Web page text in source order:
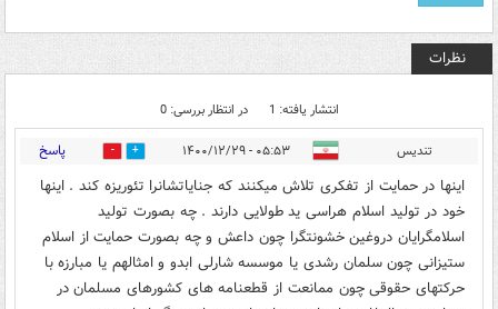
نظرات
انتشار یافته: 1 در انتظار بررسی: 0
تندیس ۰۵:۵۳ - ۱۴۰۰/۱۲/۲۹ 3 پاسخ
اینها در حمایت از تفکری تلاش میکنند که جنایاتشانرا تئوریزه کند . اینها
خود در تولید اسلام هراسی ید طولایی دارند . چه بصورت تولید
اسلامگرایان دروغین خشونتگرا چون داعش و چه بصورت حمایت از اسلام
ستیزانی چون سلمان رشدی یا موسسه شارلی ابدو و امثالهم یا مبارزه با
حرکتهای حقوقی چون ممانعت از قطعنامه های کشورهای مسلمان در